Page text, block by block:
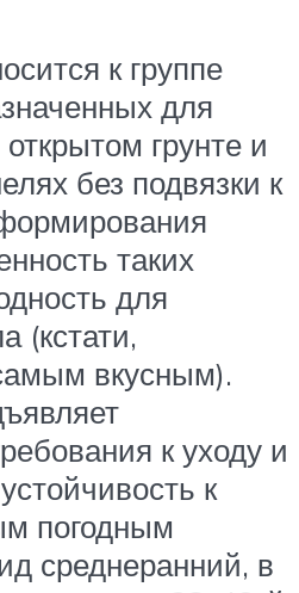
к группе
для
грунте и
без подвязки к
таких
для
(кстати,
вкусным).
к уходу и
к
погодным
среднеранний, в